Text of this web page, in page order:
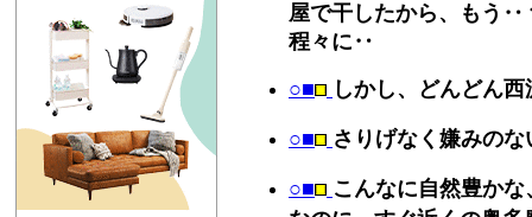
屋で干したから、もう
程々に‥
○■ しかし、どんどん
○■ さりげなく嫌みのな
○■ こんなに自然豊か